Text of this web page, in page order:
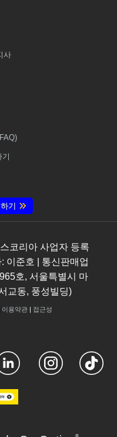
사
기
코리아 사업자 등록
이준호 | 통신판매업
호, 서울특별시 마
교동, 풍성빌딩)
이용약관| 접근성